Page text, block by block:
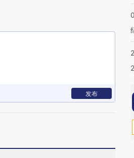
发布